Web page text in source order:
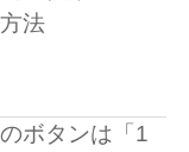
法
ボタンは「1